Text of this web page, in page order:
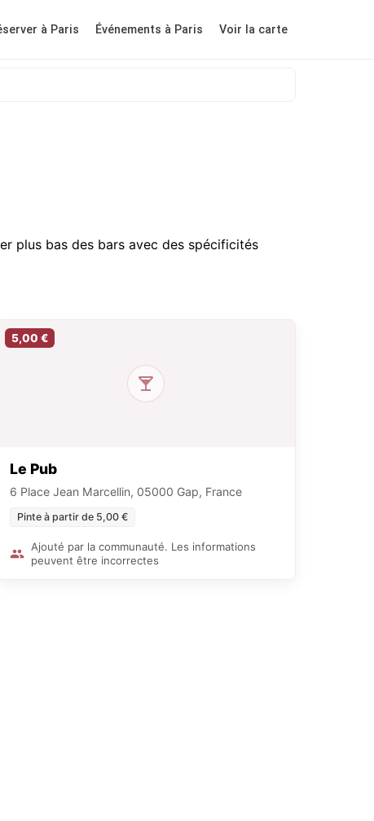
à Paris Événements à Paris Voir la carte
plus bas des bars avec des spécificités
5,00 €
Le Pub
6 Place Jean Marcellin, 05000 Gap, France
Pinte à partir de 5,00 €
Ajouté par la communauté. Les informations
peuvent être incorrectes